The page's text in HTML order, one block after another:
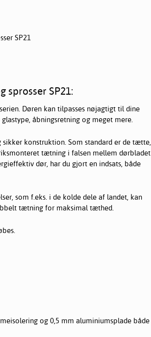
SP21
sprosser SP21:
Døren kan tilpasses nøjagtigt til dine
åbningsretning og meget mere.
sikker konstruktion. Som standard er de tætte,
tætning i falsen mellem dørbladet
dør, har du gjort en indsats, både
som f.eks. i de kolde dele af landet, kan
tætning for maksimal tæthed.
og 0,5 mm aluminiumsplade både